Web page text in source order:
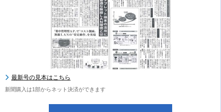
最新号の見本はこちら
新聞購入は1部からネット決済ができます